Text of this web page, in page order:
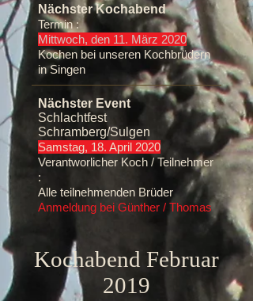
Nächster Kochabend
Termin :
Mittwoch, den 11. März 2020
Kochen bei unseren Kochbrüdern
in Singen
Nächster Event
Schlachtfest
Schramberg/Sulgen
Samstag, 18. April 2020
Verantworlicher Koch / Teilnehmer
:
Alle teilnehmenden Brüder
Anmeldung bei Günther / Thomas
Kochabend Februar
2019